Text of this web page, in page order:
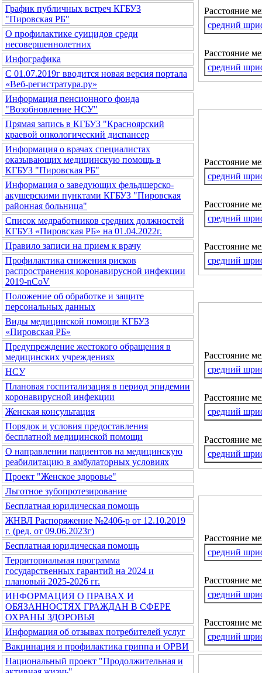
График публичных встреч КГБУЗ
"Пировская РБ"
О профилактике суицидов среди
несовершеннолетних
Инфографика
С 01.07.2019г вводится новая версия портала
«Веб-регистратура.ру»
Информация пенсионного фонда
"Возобновление НСУ"
Прямая запись в КГБУЗ "Красноярский
краевой онкологический диспансер
Информация о врачах специалистах
оказывающих медицинскую помощь в
КГБУЗ "Пировская РБ"
Информация о заведующих фельдшерско-
акушерскими пунктами КГБУЗ "Пировская
районная больница"
Список медработников средних должностей
КГБУЗ «Пировская РБ» на 01.04.2022г.
Правило записи на прием к врачу
Профилактика снижения рисков
распространения коронавирусной инфекции
2019-nCoV
Положение об обработке и защите
персональных данных
Виды медицинской помощи КГБУЗ
«Пировская РБ»
Предупреждение жестокого обращения в
медицинских учреждениях
НСУ
Плановая госпитализация в период эпидемии
коронавирусной инфекции
Женская консультация
Порядок и условия предоставления
бесплатной медицинской помощи
О направлении пациентов на медицинскую
реабилитацию в амбулаторных условиях
Проект "Женское здоровье"
Льготное зубопротезирование
Бесплатная юридическая помощь
ЖНВЛ Распоряжение №2406-р от 12.10.2019
г. (ред. от 09.06.2023г)
Бесплатная юридическая помощь
Территориальная программа
государственных гарантий на 2024 и
плановый 2025-2026 гг.
ИНФОРМАЦИЯ О ПРАВАХ И
ОБЯЗАННОСТЯХ ГРАЖДАН В СФЕРЕ
ОХРАНЫ ЗДОРОВЬЯ
Информация об отзывах потребителей услуг
Вакцинация и профилактика гриппа и ОРВИ
Национальный проект "Продолжительная и
Расстояние
средний
Расстояние
средний
Расстояние
средний
Расстояние
средний
Расстояние
средний
Расстояние
средний
Расстояние
средний
Расстояние
средний
Расстояние
средний
Расстояние
средний
Расстояние
средний